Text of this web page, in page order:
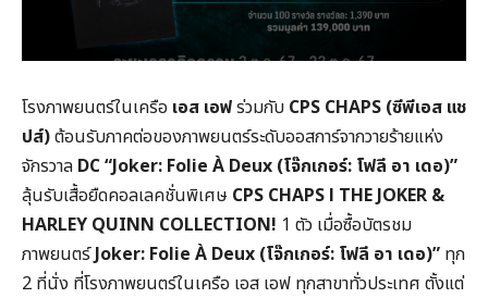
โรงภาพยนตร์ในเครือ เอส เอฟร่วมกับ CPS CHAPS (ซีพีเอส แช
ปส์)ต้อนรับภาคต่อของภาพยนตร์ระดับออสการ์จากวายร้ายแห่ง
จักรวาล DC “Joker: Folie À Deux (โจ๊กเกอร์: โฟลี อา เดอ)”
ลุ้นรับเสื้อยืดคอลเลคชั่นพิเศษ CPS CHAPS l THE JOKER &
HARLEY QUINN COLLECTION! 1 ตัว เมื่อซื้อบัตรชม
ภาพยนตร์Joker: Folie À Deux (โจ๊กเกอร์: โฟลี อา เดอ)” ทุก
2 ที่นั่ง ที่โรงภาพยนตร์ในเครือ เอส เอฟ ทุกสาขาทั่วประเทศ ตั้งแต่